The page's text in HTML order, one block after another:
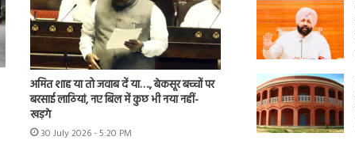
अमित शाह या तो जवाब दें या…., बेकसूर बच्चों पर
बरसाई लाठियां, नए बिल में कुछ भी नया नहीं-
खड़गे
30 July 2026 - 5:20 PM